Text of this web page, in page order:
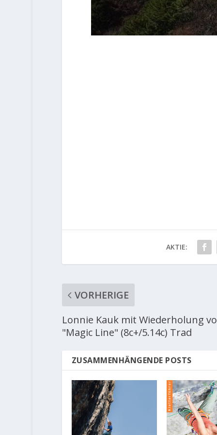
AKTIE:
VORHERIGE
Lonnie Kauk mit Wiederholung
"Magic Line" (8c+/5.14c) Trad
ZUSAMMENHÄNGENDE POSTS